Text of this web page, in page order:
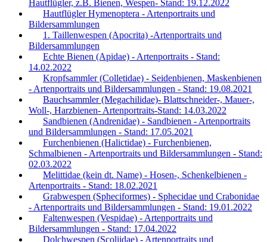
Hautflügler, z.B. Bienen, Wespen- Stand: 19.12.2022
Hautflügler Hymenoptera - Artenportraits und
Bildersammlungen
1. Taillenwespen (Apocrita) -Artenportraits und
Bildersammlungen
Echte Bienen (Apidae) - Artenportraits - Stand:
14.02.2022
Kropfsammler (Colletidae) - Seidenbienen, Maskenbienen
- Artenportraits und Bildersammlungen - Stand: 19.08.2021
Bauchsammler (Megachilidae)- Blattschneider-, Mauer-,
Woll-, Harzbienen- Artenportraits-Stand: 14.03.2022
Sandbienen (Andrenidae) - Sandbienen - Artenportraits
und Bildersammlungen - Stand: 17.05.2021
Furchenbienen (Halictidae) - Furchenbienen,
Schmalbienen - Artenportraits und Bildersammlungen - Stand:
02.03.2022
Melittidae (kein dt. Name) - Hosen-, Schenkelbienen -
Artenportraits - Stand: 18.02.2021
Grabwespen (Spheciformes) - Sphecidae und Crabonidae
- Artenportraits und Bildersammlungen - Stand: 19.01.2022
Faltenwespen (Vespidae) - Artenportraits und
Bildersammlungen - Stand: 17.04.2022
Dolchwespen (Scoliidae) - Artenportraits und